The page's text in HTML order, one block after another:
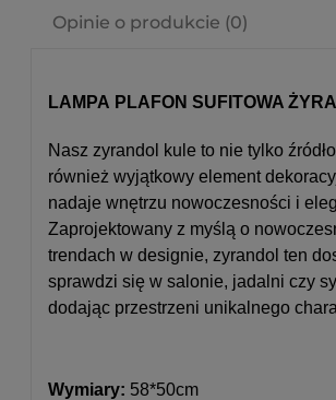
Opinie o produkcie (0)
LAMPA PLAFON SUFITOWA
Nasz zyrandol kule to nie tylko
również wyjątkowy element
nadaje wnętrzu nowoczesności i
Zaprojektowany z myślą o
trendach w designie, zyrandol ten
sprawdzi się w salonie, jadalni czy
dodając przestrzeni unikalnego
Wymiary: 58*50cm